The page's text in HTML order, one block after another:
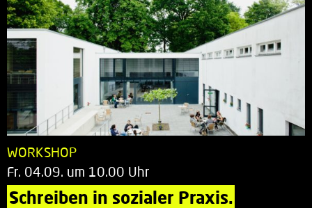
WORKSHOP
Fr. 04.09. um 10.00 Uhr
Schreiben in sozialer Praxis.